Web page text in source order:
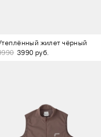
жилет чёрный
3990 руб.